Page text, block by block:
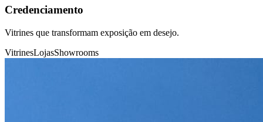
Credenciamento
Vitrines que transformam exposição em desejo.
VitrinesLojasShowrooms